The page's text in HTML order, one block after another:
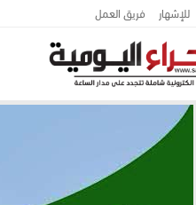
للإشهار فريق العمل